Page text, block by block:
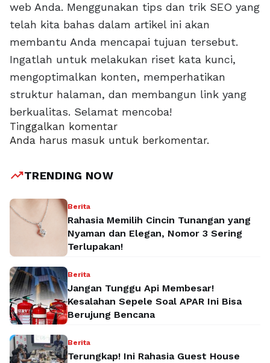
web Anda. Menggunakan tips dan trik SEO yang
telah kita bahas dalam artikel ini akan
membantu Anda mencapai tujuan tersebut.
Ingatlah untuk melakukan riset kata kunci,
mengoptimalkan konten, memperhatikan
struktur halaman, dan membangun link yang
berkualitas. Selamat mencoba!
Tinggalkan komentar
Anda harus masuk untuk berkomentar.
trending_upTRENDING NOW
Berita
Rahasia Memilih Cincin Tunangan yang
Nyaman dan Elegan, Nomor 3 Sering
Terlupakan!
Berita
Jangan Tunggu Api Membesar!
Kesalahan Sepele Soal APAR Ini Bisa
Berujung Bencana
Berita
Terungkap! Ini Rahasia Guest House